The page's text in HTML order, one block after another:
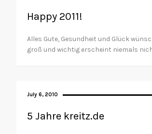
Happy 2011!
Alles Gute, Gesundheit und Glück
groß und wichtig erscheint niemals
July 6, 2010
5 Jahre kreitz.de